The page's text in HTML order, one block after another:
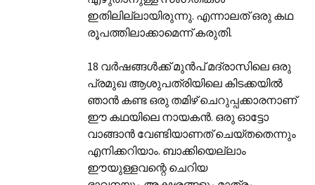
ഇതിലില്ലായിരുന്നു. എന്നാലത് ഒരു കഥ
രൂപത്തിലാക്കാമെന്ന് കരുതി.
18 വര്‍ഷങ്ങള്‍ക്ക് മുന്‍പ് മദ്രാസിലെ ഒരു
പ്രമുഖ ആശുപത്രിയിലെ കിടക്കയില്‍
ഞാന്‍ കണ്ട ഒരു തമിഴ് ചെറുപ്പക്കാരനാണ്
ഈ കഥയിലെ നായകന്‍. ഒരു ഓട്ടോ
വാങ്ങാന്‍ വേണ്ടിയാണത് ചെയ്തതെന്നും
എനിക്കറിയാം. ബാക്കിയെല്ലാം
ഈയുള്ളവന്റെ ചെറിയ